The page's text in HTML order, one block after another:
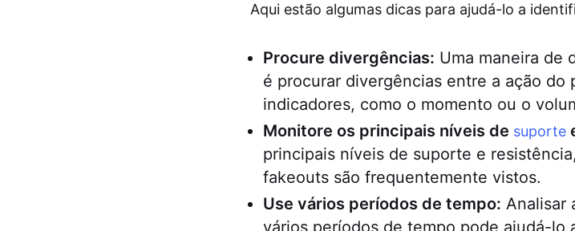
Aqui estão algumas dicas para ajudá-lo a
Procure divergências: Uma maneira de
é procurar divergências entre a ação
indicadores, como o momento ou o
Monitore os principais níveis de suporte
principais níveis de suporte e
fakeouts são frequentemente vistos.
Use vários períodos de tempo: Analisar
vários períodos de tempo pode ajudá-lo